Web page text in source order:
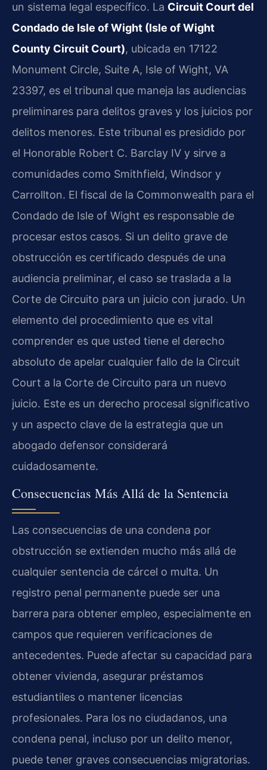
un sistema legal específico. La Circuit Court del
Condado de Isle of Wight (Isle of Wight
County Circuit Court), ubicada en 17122
Monument Circle, Suite A, Isle of Wight, VA
23397, es el tribunal que maneja las audiencias
preliminares para delitos graves y los juicios por
delitos menores. Este tribunal es presidido por
el Honorable Robert C. Barclay IV y sirve a
comunidades como Smithfield, Windsor y
Carrollton. El fiscal de la Commonwealth para el
Condado de Isle of Wight es responsable de
procesar estos casos. Si un delito grave de
obstrucción es certificado después de una
audiencia preliminar, el caso se traslada a la
Corte de Circuito para un juicio con jurado. Un
elemento del procedimiento que es vital
comprender es que usted tiene el derecho
absoluto de apelar cualquier fallo de la Circuit
Court a la Corte de Circuito para un nuevo
juicio. Este es un derecho procesal significativo
y un aspecto clave de la estrategia que un
abogado defensor considerará
cuidadosamente.
Consecuencias Más Allá de la Sentencia
Las consecuencias de una condena por
obstrucción se extienden mucho más allá de
cualquier sentencia de cárcel o multa. Un
registro penal permanente puede ser una
barrera para obtener empleo, especialmente en
campos que requieren verificaciones de
antecedentes. Puede afectar su capacidad para
obtener vivienda, asegurar préstamos
estudiantiles o mantener licencias
profesionales. Para los no ciudadanos, una
condena penal, incluso por un delito menor,
puede tener graves consecuencias migratorias.